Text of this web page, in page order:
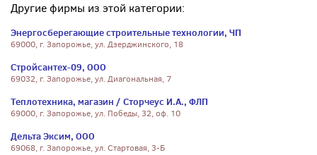
Другие фирмы из этой категории:
Энергосберегающие строительные технологии, ЧП
69000, г. Запорожье, ул. Дзерджинского, 18
Стройсантех-09, ООО
69032, г. Запорожье, ул. Диагональная, 7
Теплотехника, магазин / Сторчеус И.А., ФЛП
69000, г. Запорожье, ул. Победы, 32, оф. 10
Дельта Эксим, ООО
69068, г. Запорожье, ул. Стартовая, 3-Б